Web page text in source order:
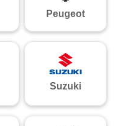
Peugeot
Suzuki